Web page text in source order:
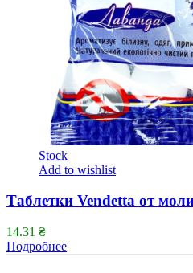
Stock
Add to wishlist
Таблетки Vendetta от
14.31 ₴
Подробнее